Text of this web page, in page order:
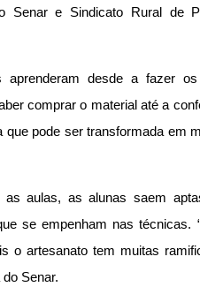
Senar e Sindicato Rural de
aprenderam desde a fazer
comprar o material até a
pode ser transformada em
as aulas, as alunas saem
se empenham nas técnicas.
o artesanato tem muitas
Senar.